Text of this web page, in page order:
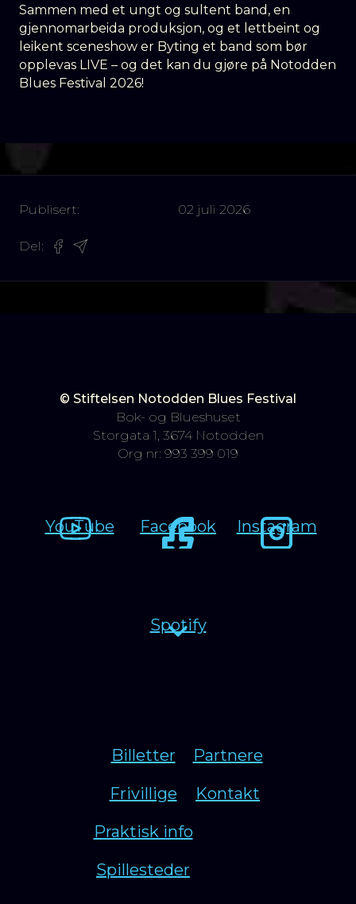
Sammen med et ungt og sultent band, en
gjennomarbeida produksjon, og et lettbeint og
leikent sceneshow er Byting et band som bør
opplevas LIVE – og det kan du gjøre på Notodden
Blues Festival 2026!
Publisert: 02 juli 2026
Del:
© Stiftelsen Notodden Blues Festival
Bok- og Blueshuset
Storgata 1, 3674 Notodden
Org nr: 993 399 019
YouTube Facebook Instagram
Spotify
Billetter
Frivillige
Praktisk info
Spillesteder
Partnere
Kontakt